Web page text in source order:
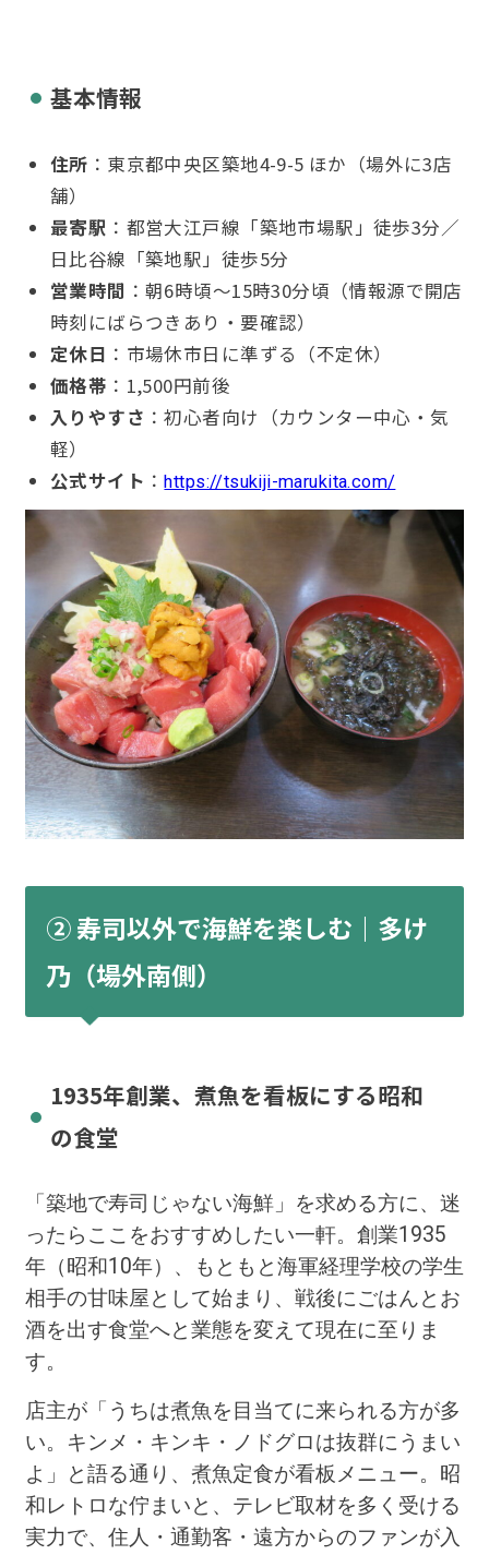
基本情報
住所 ：東京都中央区築地4-9-5 ほか（場外に3店
舗）
最寄駅 ：都営大江戸線「築地市場駅」徒歩3分／
日比谷線「築地駅」徒歩5分
営業時間 ：朝6時頃〜15時30分頃（情報源で開店
時刻にばらつきあり・要確認）
定休日 ：市場休市日に準ずる（不定休）
価格帯 ：1,500円前後
入りやすさ ：初心者向け（カウンター中心・気
軽）
公式サイト ：https://tsukiji-marukita.com/
② 寿司以外で海鮮を楽しむ｜多け
乃（場外南側）
1935年創業、煮魚を看板にする昭和
の食堂
「築地で寿司じゃない海鮮」を求める方に、迷
ったらここをおすすめしたい一軒。創業1935
年（昭和10年）、もともと海軍経理学校の学生
相手の甘味屋として始まり、戦後にごはんとお
酒を出す食堂へと業態を変えて現在に至りま
す。
店主が「うちは煮魚を目当てに来られる方が多
い。キンメ・キンキ・ノドグロは抜群にうまい
よ」と語る通り、煮魚定食が看板メニュー。昭
和レトロな佇まいと、テレビ取材を多く受ける
実力で、住人・通勤客・遠方からのファンが入